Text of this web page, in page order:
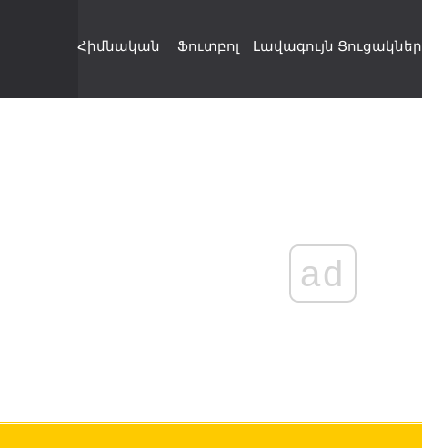
Հիմնական Ֆուտբոլ Լավագույն Ցուցակներ
ad